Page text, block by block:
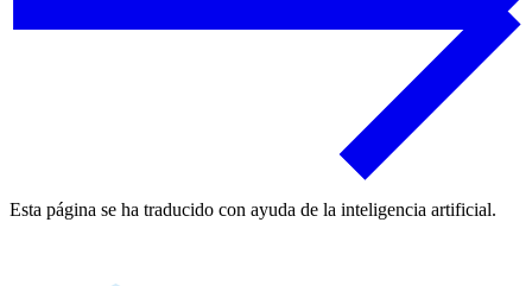
Esta página se ha traducido con ayuda de la inteligencia artificial.